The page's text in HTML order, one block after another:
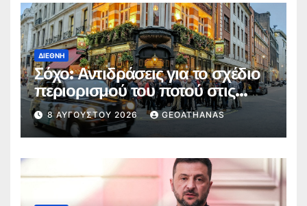
ΔΙΕΘΝΉ
Σόχο: Αντιδράσεις για το σχέδιο
περιορισμού του ποτού στις
παμπ
8 ΑΥΓΟΎΣΤΟΥ 2026 GEOATHANAS